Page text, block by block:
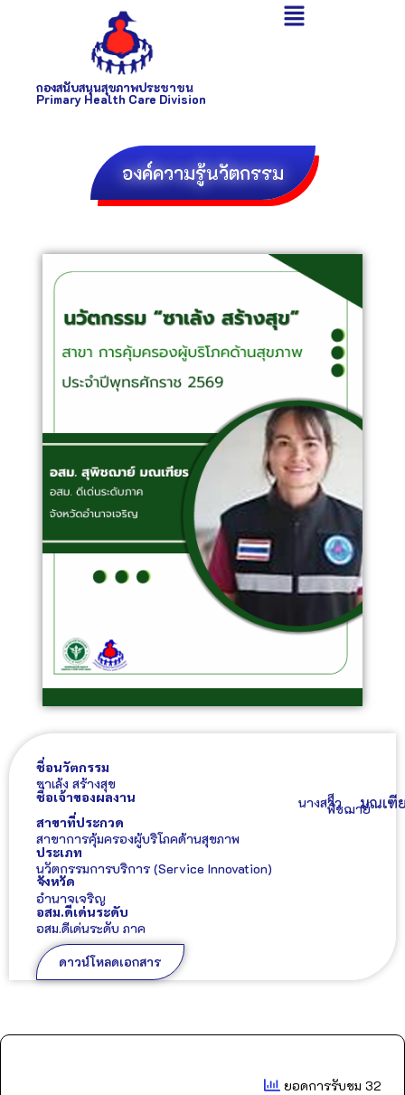
กองสนับสนุนสุขภาพประชาชน
Primary Health Care Division
องค์ความรู้นวัตกรรม
ชื่อนวัตกรรม
ซาเล้ง สร้างสุข
ชื่อเจ้าของผลงาน นางสาว
สุ
พิชฌาย์มณเฑี
สาขาที่ประกวด
สาขาการคุ้มครองผู้บริโภคด้านสุขภาพ
ประเภท
นวัตกรรมการบริการ (Service Innovation)
จังหวัด
อำนาจเจริญ
อสม.ดีเด่นระดับ
อสม.ดีเด่นระดับ ภาค
ดาวน์โหลดเอกสาร
ยอดการรับชม 32